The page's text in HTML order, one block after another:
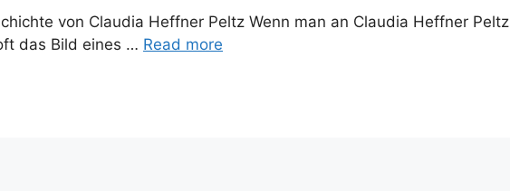
von Claudia Heffner Peltz Wenn man an Claudia Heffner Peltz
das Bild eines … Read more